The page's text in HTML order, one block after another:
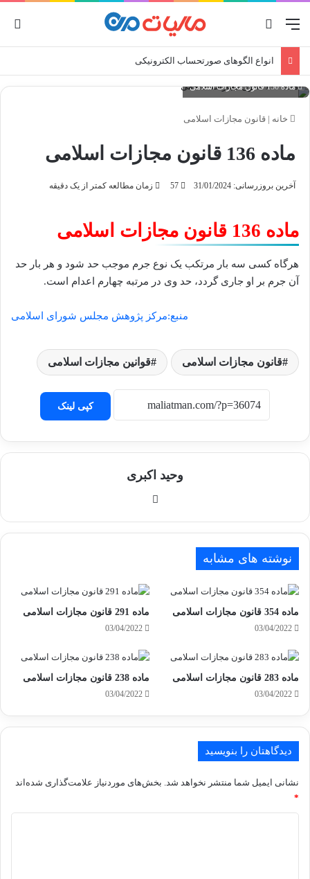
منو
انواع الگوهای صورتحساب الکترونیکی
ماده 136 قانون مجازات اسلامی
خانه | قانون مجازات اسلامی
ماده 136 قانون مجازات اسلامی
آخرین بروزرسانی: 31/01/2024 57 زمان مطالعه کمتر از یک دقیقه
ماده 136 قانون مجازات اسلامی
هرگاه کسی سه بار مرتکب یک نوع جرم موجب حد شود و هر بار حد
آن جرم بر او جاری گردد، حد وی در مرتبه چهارم اعدام است.
منبع:مرکز پژوهش مجلس شورای اسلامی
قانون مجازات اسلامی قوانین مجازات اسلامی
کپی لینک
وحید اکبری
نوشته های مشابه
ماده 354 قانون مجازات اسلامی
03/04/2022
ماده 291 قانون مجازات اسلامی
03/04/2022
ماده 283 قانون مجازات اسلامی
03/04/2022
ماده 238 قانون مجازات اسلامی
03/04/2022
دیدگاهتان را بنویسید
نشانی ایمیل شما منتشر نخواهد شد. بخش‌های موردنیاز علامت‌گذاری شده‌اند
*